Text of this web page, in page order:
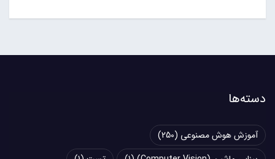
دسته‌ها
آموزش هوش مصنوعی (250)